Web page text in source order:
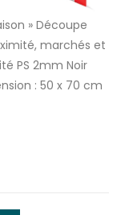
» Découpe
marchés et
PS 2mm Noir
: 50 x 70 cm